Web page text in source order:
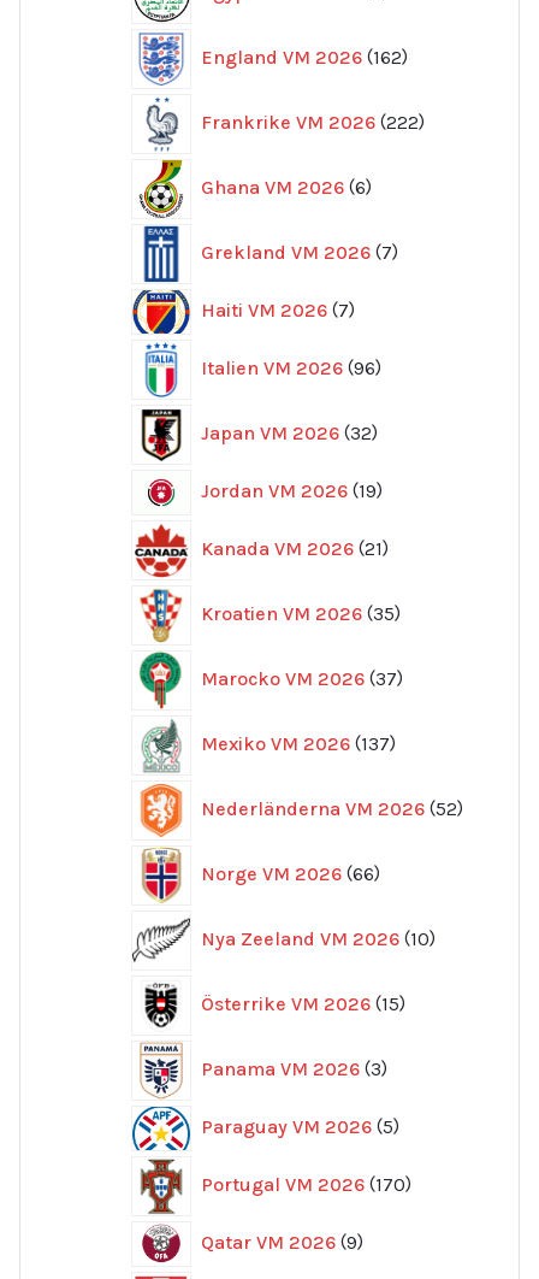
produkter
England VM 2026 162
produkter
Frankrike VM 2026 222
produkter
Ghana VM 2026 6
produkter
Grekland VM 2026 7
produkter
Haiti VM 2026 77
Italien VM 2026 96
produkter
Japan VM 2026 32
produkter
Jordan VM 2026 1919
Kanada VM 2026 21
produkter
Kroatien VM 2026 35
produkter
Marocko VM 2026 37
produkter
Mexiko VM 2026 137
produkter
Nederländerna VM 2026 52
Norge VM 2026 66
produkter
Nya Zeeland VM 2026 10
produkter
Österrike VM 2026 15
produkter
Panama VM 2026 3
produkter
Paraguay VM 2026 55
Portugal VM 2026 170
produkter
Qatar VM 2026 99